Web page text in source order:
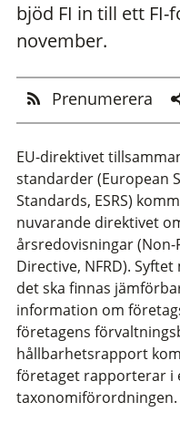
bjöd FI in till ett FI-
november.
Prenumerera
EU-direktivet
standarder (European
Standards, ESRS)
nuvarande direktivet
årsredovisningar
Directive, NFRD).
det ska finnas
information om
företagens
hållbarhetsrapport
företaget rapporterar i
taxonomiförordningen.